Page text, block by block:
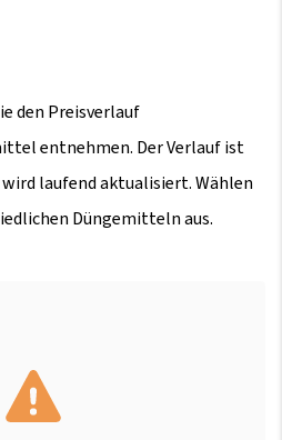
den Preisverlauf
entnehmen. Der Verlauf ist
laufend aktualisiert. Wählen
Düngemitteln aus.